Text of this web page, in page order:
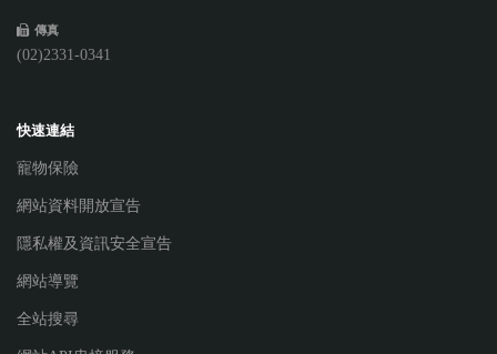
傳真
(02)2331-0341
快速連結
寵物保險
網站資料開放宣告
隱私權及資訊安全宣告
網站導覽
全站搜尋